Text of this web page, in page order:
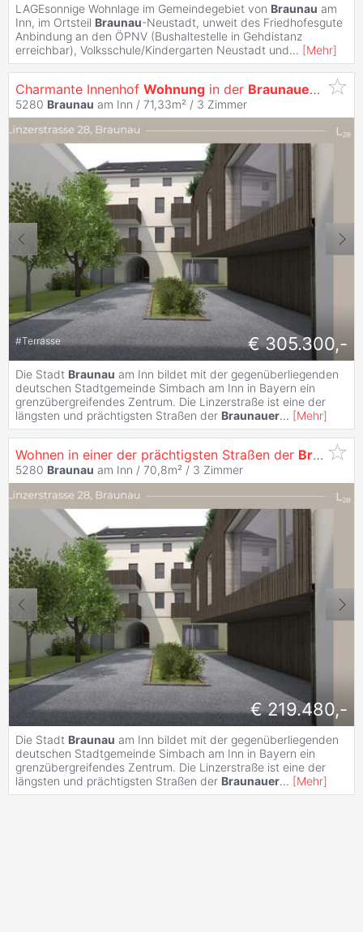
LAGEsonnige Wohnlage im Gemeindegebiet von Braunau am
Inn, im Ortsteil Braunau-Neustadt, unweit des Friedhofesgute
Anbindung an den ÖPNV (Bushaltestelle in Gehdistanz
erreichbar), Volksschule/Kindergarten Neustadt und... [Mehr]
Charmante Innenhof Wohnung in der Braunauer
5280 Braunau am Inn / 71,33m² / 3 Zimmer
#Terrasse € 305.300,-
Die Stadt Braunau am Inn bildet mit der gegenüberliegenden
deutschen Stadtgemeinde Simbach am Inn in Bayern ein
grenzübergreifendes Zentrum. Die Linzerstraße ist eine der
längsten und prächtigsten Straßen der Braunauer... [Mehr]
Wohnen in einer der prächtigsten Straßen der Braunauer
5280 Braunau am Inn / 70,8m² / 3 Zimmer
€ 219.480,-
Die Stadt Braunau am Inn bildet mit der gegenüberliegenden
deutschen Stadtgemeinde Simbach am Inn in Bayern ein
grenzübergreifendes Zentrum. Die Linzerstraße ist eine der
längsten und prächtigsten Straßen der Braunauer... [Mehr]